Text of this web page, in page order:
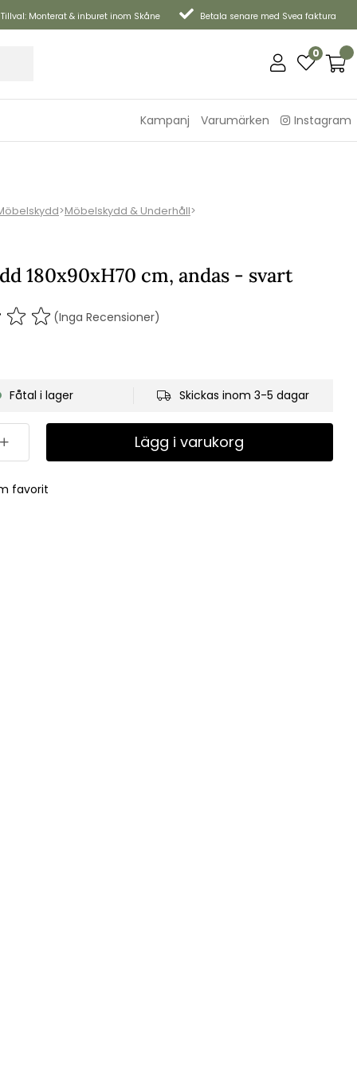
Tillval: Monterat & inburet inom Skåne Betala senare med Svea faktura
0
Kampanj Varumärken Instagram
>Möbelskydd & Underhåll>
180x90xH70 cm, andas - svart
(Inga Recensioner)
Fåtal i lager Skickas inom 3-5 dagar
Lägg i varukorg
favorit